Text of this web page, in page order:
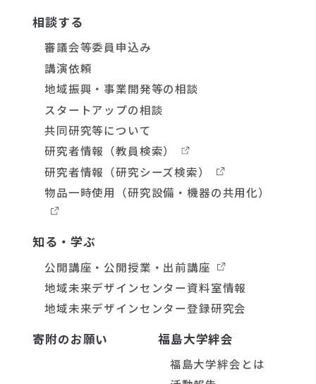
相談する
審議会等委員申込み
講演依頼
地域振興・事業開発等の相談
スタートアップの相談
共同研究等について
研究者情報 （教員検索）
研究者情報 （研究シーズ検索）
物品一時使用 （研究設備・機器の共用化）
知る・学ぶ
公開講座・公開授業・出前講座
地域未来デザインセンター資料室情報
地域未来デザインセンター登録研究会
寄附のお願い 福島大学絆会
福島大学絆会とは